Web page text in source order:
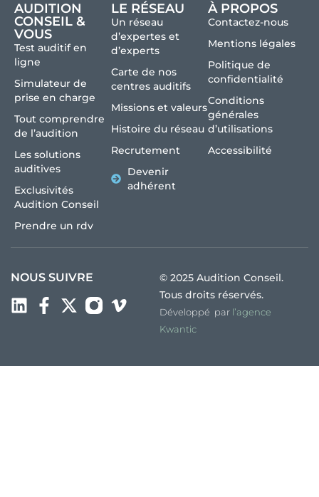
AUDITION
CONSEIL &
VOUS
Test auditif en
ligne
Simulateur de
prise en charge
Tout comprendre
de l’audition
Les solutions
auditives
Exclusivités
Audition Conseil
Prendre un rdv
LE RÉSEAU
Un réseau
d’expertes et
d’experts
Carte de nos
centres auditifs
Missions et valeurs
Histoire du réseau
Recrutement
Devenir
adhérent
À PROPOS
Contactez-nous
Mentions légales
Politique de
confidentialité
Conditions
générales
d’utilisations
Accessibilité
NOUS SUIVRE
© 2025 Audition Conseil.
Tous droits réservés.
Développé par l’agence
Kwantic